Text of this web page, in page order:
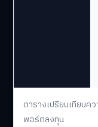
ตารางเปรียบเทียบค
พอร์ตลงทุน